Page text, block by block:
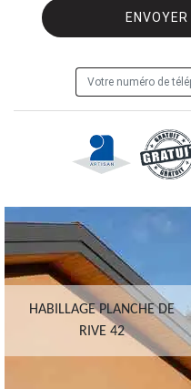
HABILLAGE PLANCHE DE
RIVE 42